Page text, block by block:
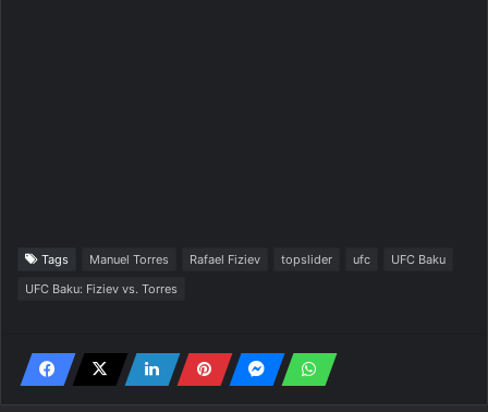
Tags Manuel Torres Rafael Fiziev topslider ufc
UFC Baku
UFC Baku: Fiziev vs. Torres